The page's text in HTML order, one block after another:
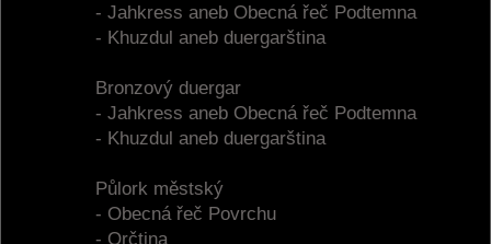
- Jahkress aneb Obecná řeč Podtemna
- Khuzdul aneb duergarština
Bronzový duergar
- Jahkress aneb Obecná řeč Podtemna
- Khuzdul aneb duergarština
Půlork městský
- Obecná řeč Povrchu
- Orčtina